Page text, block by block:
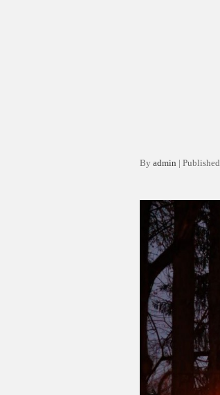
By admin | Published